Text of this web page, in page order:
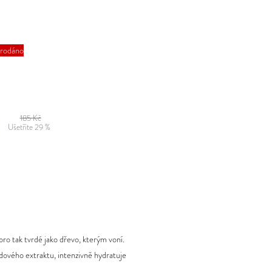
185 Kč
Ušetříte 29 %
tak tvrdé jako dřevo, kterým voní.
extraktu, intenzivně hydratuje